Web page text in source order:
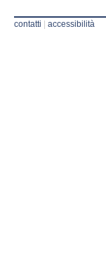
contatti accessibilità